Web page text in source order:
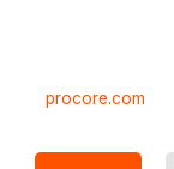
procore.com